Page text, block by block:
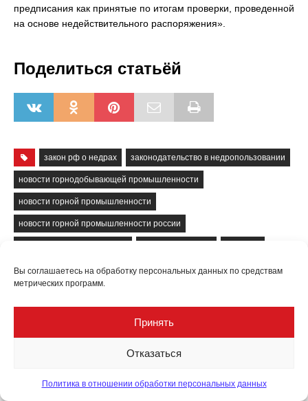
Вы соглашаетесь на обработку персональных данных по средствам
метрических программ.
Принять
Отказаться
Политика в отношении обработки персональных данных
предписания как принятые по итогам проверки, проведенной
на основе недействительного распоряжения».
Поделиться статьёй
закон рф о недрах законодательство в недропользовании
новости горнодобывающей промышленности
новости горной промышленности
новости горной промышленности россии
ПОНРАВИЛАСЬ СТАТЬЯ? ПОДПИШИТЕСЬ НА
E-mail